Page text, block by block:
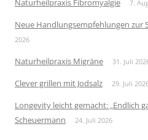
Naturheilpraxis Fibromyalgie 7.
Neue Handlungsempfehlungen zur
2026
Naturheilpraxis Migräne 31. Juli
Clever grillen mit Jodsalz 29. Juli
Longevity leicht gemacht: „Endlich
Scheuermann
24. Juli 2026